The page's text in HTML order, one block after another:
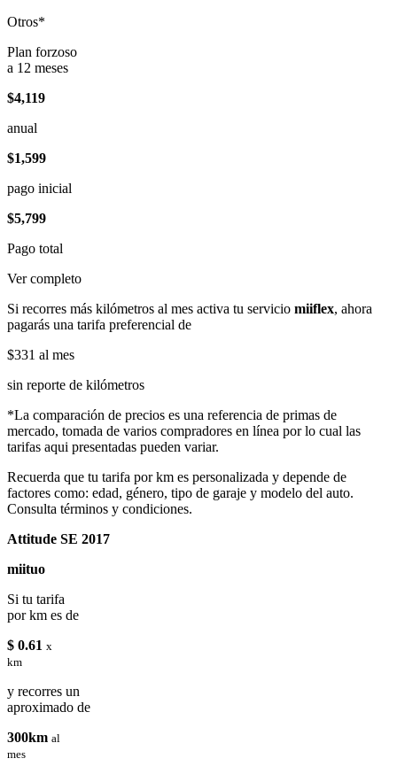
Otros*
Plan forzoso
a 12 meses
$4,119
anual
$1,599
pago inicial
$5,799
Pago total
Ver completo
Si recorres más kilómetros al mes activa tu servicio miiflex, ahora
pagarás una tarifa preferencial de
$331 al mes
sin reporte de kilómetros
*La comparación de precios es una referencia de primas de
mercado, tomada de varios compradores en línea por lo cual las
tarifas aqui presentadas pueden variar.
Recuerda que tu tarifa por km es personalizada y depende de
factores como: edad, género, tipo de garaje y modelo del auto.
Consulta términos y condiciones.
Attitude SE 2017
miituo
Si tu tarifa
por km es de
$ 0.61 x
km
y recorres un
aproximado de
300km al
mes